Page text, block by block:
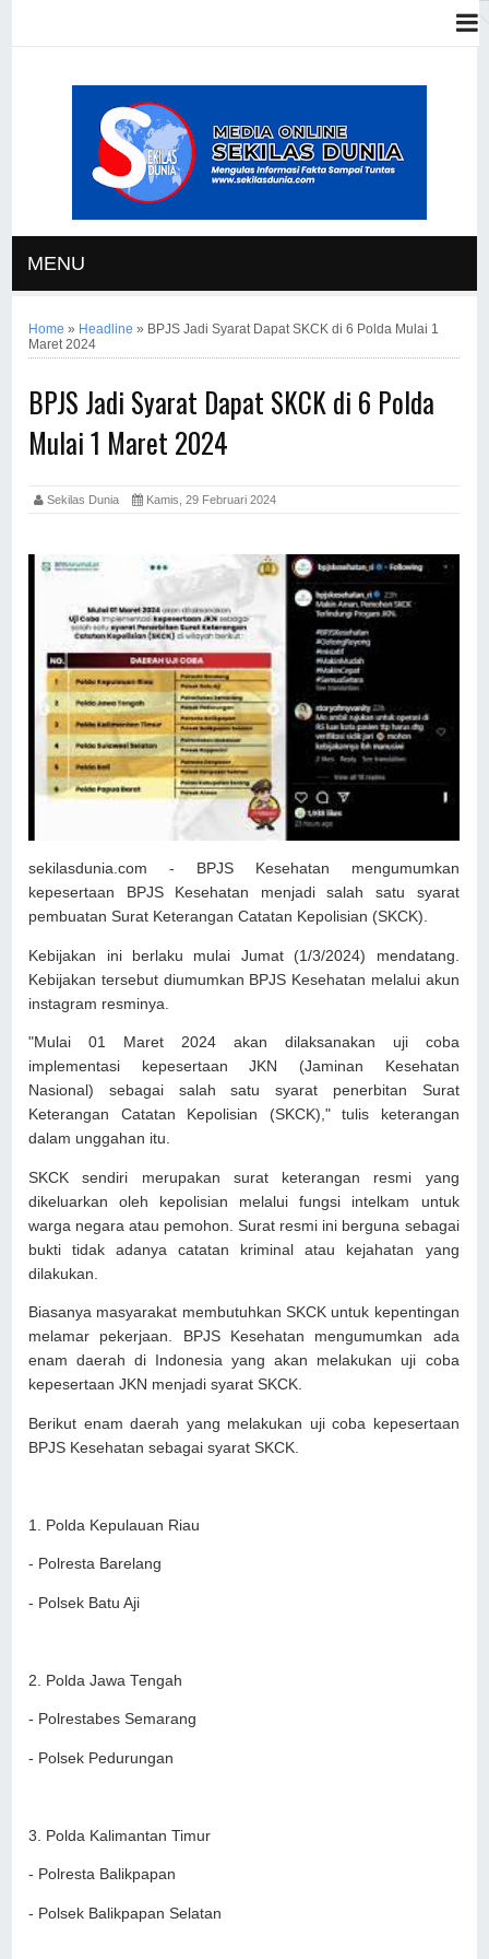
MENU
Home » Headline » BPJS Jadi Syarat Dapat SKCK di 6 Polda Mulai 1
Maret 2024
BPJS Jadi Syarat Dapat SKCK di 6 Polda
Mulai 1 Maret 2024
Sekilas Dunia Kamis, 29 Februari 2024
sekilasdunia.com - BPJS Kesehatan mengumumkan
kepesertaan BPJS Kesehatan menjadi salah satu syarat
pembuatan Surat Keterangan Catatan Kepolisian (SKCK).
Kebijakan ini berlaku mulai Jumat (1/3/2024) mendatang.
Kebijakan tersebut diumumkan BPJS Kesehatan melalui akun
instagram resminya.
"Mulai 01 Maret 2024 akan dilaksanakan uji coba
implementasi kepesertaan JKN (Jaminan Kesehatan
Nasional) sebagai salah satu syarat penerbitan Surat
Keterangan Catatan Kepolisian (SKCK)," tulis keterangan
dalam unggahan itu.
SKCK sendiri merupakan surat keterangan resmi yang
dikeluarkan oleh kepolisian melalui fungsi intelkam untuk
warga negara atau pemohon. Surat resmi ini berguna sebagai
bukti tidak adanya catatan kriminal atau kejahatan yang
dilakukan.
Biasanya masyarakat membutuhkan SKCK untuk kepentingan
melamar pekerjaan. BPJS Kesehatan mengumumkan ada
enam daerah di Indonesia yang akan melakukan uji coba
kepesertaan JKN menjadi syarat SKCK.
Berikut enam daerah yang melakukan uji coba kepesertaan
BPJS Kesehatan sebagai syarat SKCK.
1. Polda Kepulauan Riau
- Polresta Barelang
- Polsek Batu Aji
2. Polda Jawa Tengah
- Polrestabes Semarang
- Polsek Pedurungan
3. Polda Kalimantan Timur
- Polresta Balikpapan
- Polsek Balikpapan Selatan